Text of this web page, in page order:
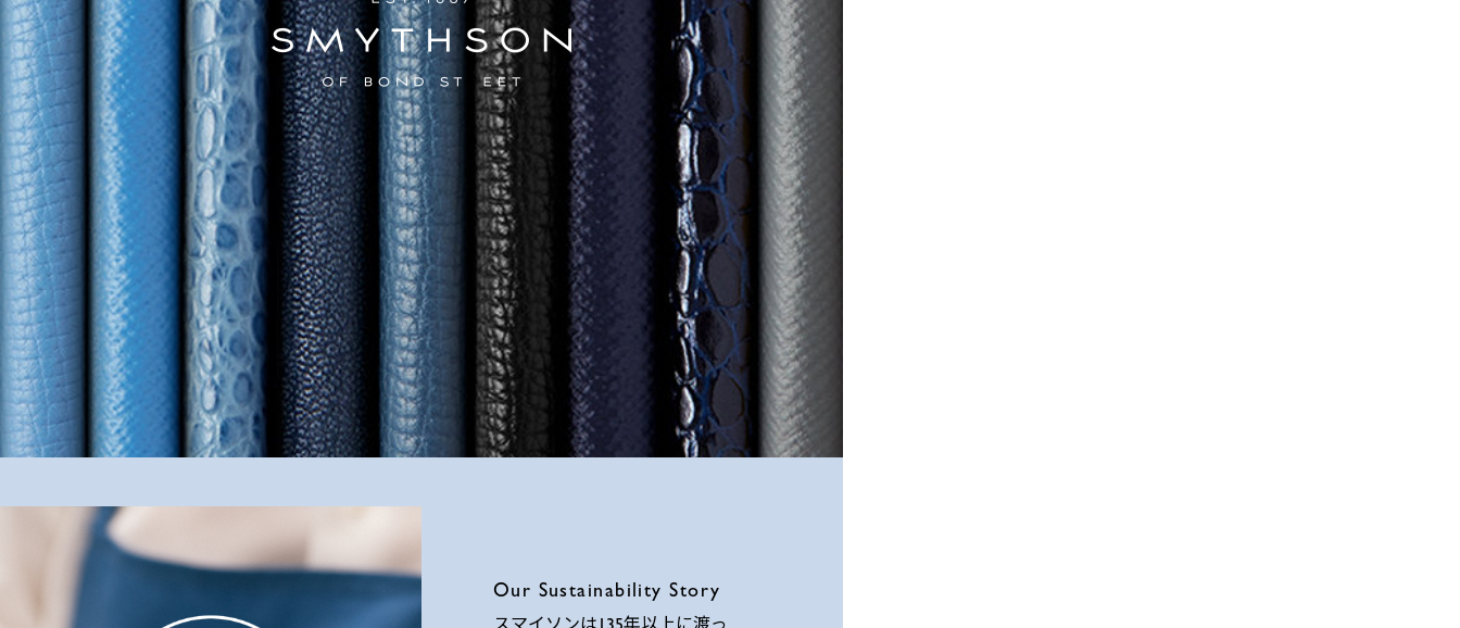
Our Sustainability Story